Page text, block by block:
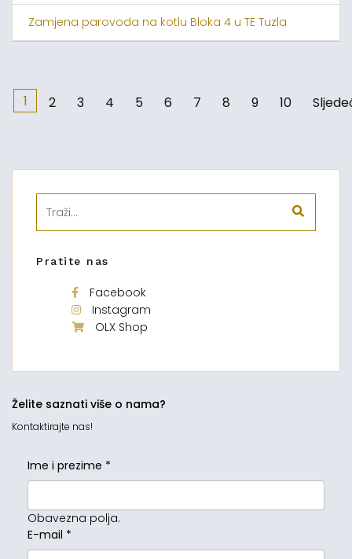
Zamjena parovoda na kotlu Bloka 4 u TE Tuzla
1 2 3 4 5 6 7 8 9 10
Pratite nas
Facebook
Instagram
OLX Shop
Želite saznati više o nama?
Kontaktirajte nas!
Ime i prezime *
Obavezna polja.
E-mail *